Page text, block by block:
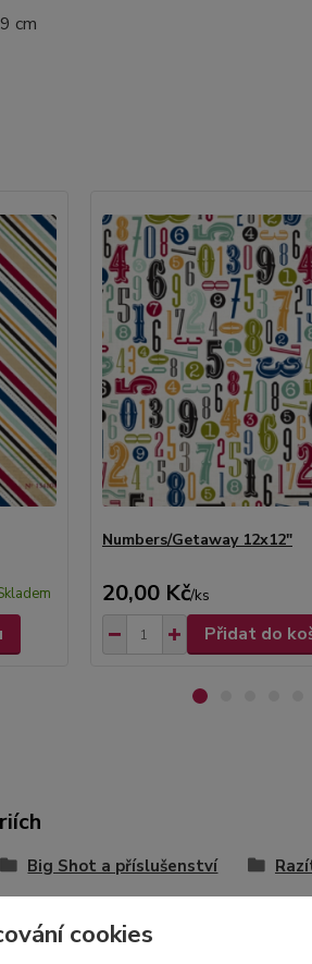
cm
Numbers/Getaway 12x12"
20,00 Kč/ks
Přidat do
Big Shot a příslušenství
cookies